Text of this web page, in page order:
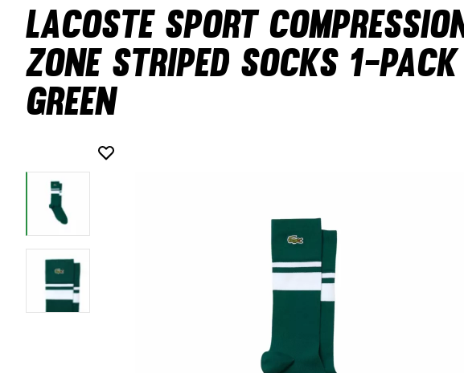
Lacoste Sport
Zone Striped Socks 1-pack
Green